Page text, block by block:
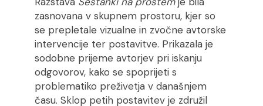
zasnovana v skupnem prostoru, kjer so
se prepletale vizualne in zvočne avtorske
intervencije ter postavitve. Prikazala je
sodobne prijeme avtorjev pri iskanju
odgovorov, kako se spoprijeti s
problematiko preživetja v današnjem
času. Sklop petih postavitev je združil